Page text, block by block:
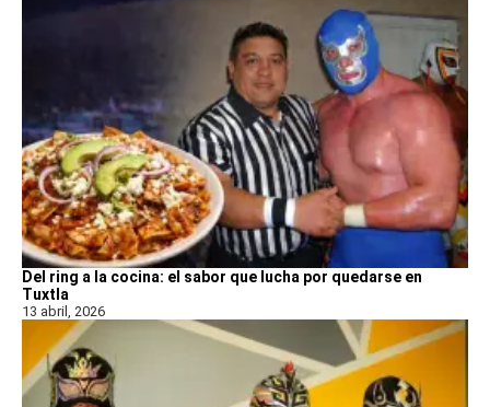
Del ring a la cocina: el sabor que lucha por quedarse en
Tuxtla
13 abril, 2026